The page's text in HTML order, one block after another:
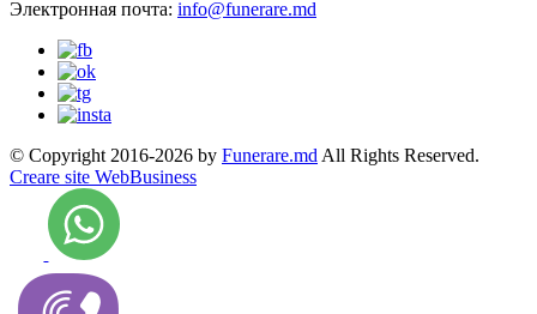
Электронная почта: info@funerare.md
© Copyright 2016-2026 by Funerare.md All Rights Reserved.
Creare site WebBusiness